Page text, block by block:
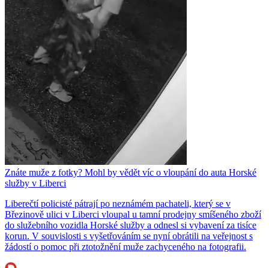
Znáte muže z fotky? Mohl by vědět víc o vloupání do auta Horské
služby v Liberci
Liberečtí policisté pátrají po neznámém pachateli, který se v
Březinově ulici v Liberci vloupal u tamní prodejny smíšeného zboží
do služebního vozidla Horské služby a odnesl si vybavení za tisíce
korun. V souvislosti s vyšetřováním se nyní obrátili na veřejnost s
žádostí o pomoc při ztotožnění muže zachyceného na fotografii.